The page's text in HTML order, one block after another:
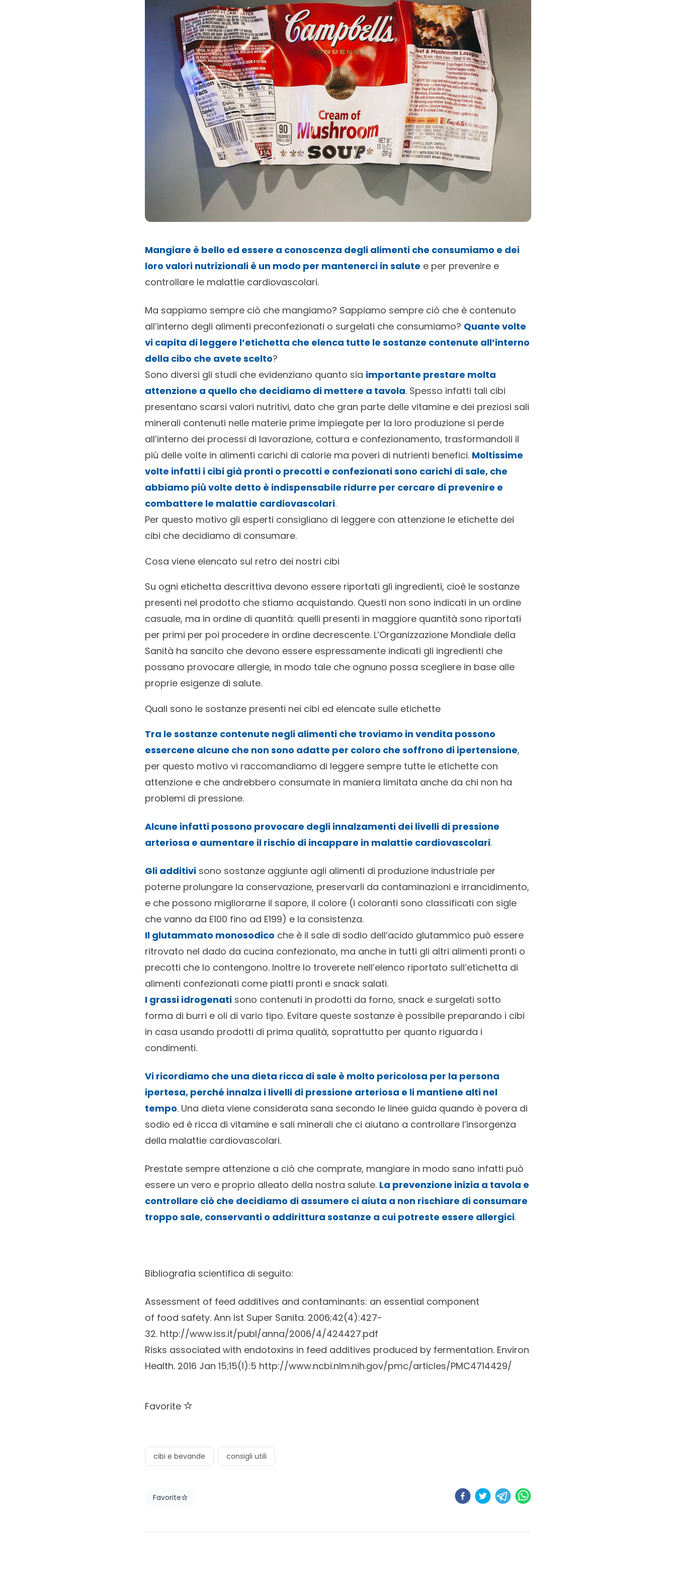
Mangiare è bello ed essere a conoscenza degli alimenti che consumiamo e dei
loro valori nutrizionali è un modo per mantenerci in salute e per prevenire e
controllare le malattie cardiovascolari.
Ma sappiamo sempre ciò che mangiamo? Sappiamo sempre ciò che è contenuto
all’interno degli alimenti preconfezionati o surgelati che consumiamo? Quante volte
vi capita di leggere l’etichetta che elenca tutte le sostanze contenute all’interno
della cibo che avete scelto?
Sono diversi gli studi che evidenziano quanto sia importante prestare molta
attenzione a quello che decidiamo di mettere a tavola. Spesso infatti tali cibi
presentano scarsi valori nutritivi, dato che gran parte delle vitamine e dei preziosi sali
minerali contenuti nelle materie prime impiegate per la loro produzione si perde
all’interno dei processi di lavorazione, cottura e confezionamento, trasformandoli il
più delle volte in alimenti carichi di calorie ma poveri di nutrienti benefici. Moltissime
volte infatti i cibi già pronti o precotti e confezionati sono carichi di sale, che
abbiamo più volte detto è indispensabile ridurre per cercare di prevenire e
combattere le malattie cardiovascolari.
Per questo motivo gli esperti consigliano di leggere con attenzione le etichette dei
cibi che decidiamo di consumare.
Cosa viene elencato sul retro dei nostri cibi
Su ogni etichetta descrittiva devono essere riportati gli ingredienti, cioè le sostanze
presenti nel prodotto che stiamo acquistando. Questi non sono indicati in un ordine
casuale, ma in ordine di quantità: quelli presenti in maggiore quantità sono riportati
per primi per poi procedere in ordine decrescente. L’Organizzazione Mondiale della
Sanità ha sancito che devono essere espressamente indicati gli ingredienti che
possano provocare allergie, in modo tale che ognuno possa scegliere in base alle
proprie esigenze di salute.
Quali sono le sostanze presenti nei cibi ed elencate sulle etichette
Tra le sostanze contenute negli alimenti che troviamo in vendita possono
essercene alcune che non sono adatte per coloro che soffrono di ipertensione,
per questo motivo vi raccomandiamo di leggere sempre tutte le etichette con
attenzione e che andrebbero consumate in maniera limitata anche da chi non ha
problemi di pressione.
Alcune infatti possono provocare degli innalzamenti dei livelli di pressione
arteriosa e aumentare il rischio di incappare in malattie cardiovascolari.
Gli additivi sono sostanze aggiunte agli alimenti di produzione industriale per
poterne prolungare la conservazione, preservarli da contaminazioni e irrancidimento,
e che possono migliorarne il sapore, il colore (i coloranti sono classificati con sigle
che vanno da E100 fino ad E199) e la consistenza.
Il glutammato monosodico che è il sale di sodio dell’acido glutammico può essere
ritrovato nel dado da cucina confezionato, ma anche in tutti gli altri alimenti pronti o
precotti che lo contengono. Inoltre lo troverete nell’elenco riportato sull’etichetta di
alimenti confezionati come piatti pronti e snack salati.
I grassi idrogenati sono contenuti in prodotti da forno, snack e surgelati sotto
forma di burri e oli di vario tipo. Evitare queste sostanze è possibile preparando i cibi
in casa usando prodotti di prima qualità, soprattutto per quanto riguarda i
condimenti.
Vi ricordiamo che una dieta ricca di sale è molto pericolosa per la persona
ipertesa, perché innalza i livelli di pressione arteriosa e li mantiene alti nel
tempo. Una dieta viene considerata sana secondo le linee guida quando è povera di
sodio ed è ricca di vitamine e sali minerali che ci aiutano a controllare l’insorgenza
della malattie cardiovascolari.
Prestate sempre attenzione a ciò che comprate, mangiare in modo sano infatti può
essere un vero e proprio alleato della nostra salute. La prevenzione inizia a tavola e
controllare ciò che decidiamo di assumere ci aiuta a non rischiare di consumare
troppo sale, conservanti o addirittura sostanze a cui potreste essere allergici.
Bibliografia scientifica di seguito:
Assessment of feed additives and contaminants: an essential component
of food safety. Ann Ist Super Sanita. 2006;42(4):427-
32. http://www.iss.it/publ/anna/2006/4/424427.pdf
Risks associated with endotoxins in feed additives produced by fermentation. Environ
Health. 2016 Jan 15;15(1):5 http://www.ncbi.nlm.nih.gov/pmc/articles/PMC4714429/
Favorite
cibi e bevande consigli utili
Favorite